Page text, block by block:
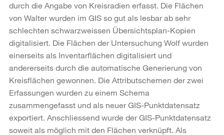
durch die Angabe von Kreisradien erfasst. Die Flächen
von Walter wurden im GIS so gut als lesbar ab sehr
schlechten schwarzweissen Übersichtsplan-Kopien
digitalisiert. Die Flächen der Untersuchung Wolf wurden
einerseits als Inventarflächen digitalisiert und
andererseits durch die automatische Generierung von
Kreisflächen gewonnen. Die Attributschemen der zwei
Erfassungen wurden zu einem Schema
zusammengefasst und als neuer GIS-Punktdatensatz
exportiert. Anschliessend wurde der GIS-Punktdatensatz
soweit als möglich mit den Flächen verknüpft. Als